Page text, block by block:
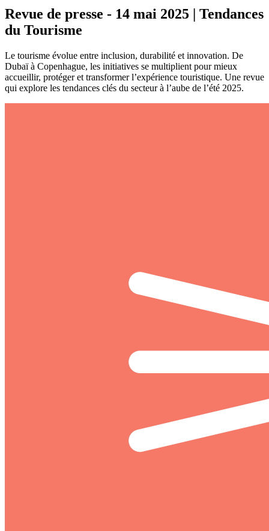
Revue de presse - 14 mai 2025 | Tendances
du Tourisme
Le tourisme évolue entre inclusion, durabilité et innovation. De
Dubaï à Copenhague, les initiatives se multiplient pour mieux
accueillir, protéger et transformer l’expérience touristique. Une revue
qui explore les tendances clés du secteur à l’aube de l’été 2025.